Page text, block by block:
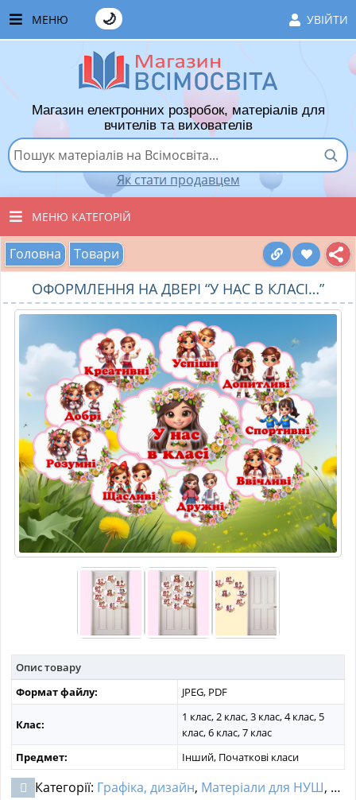
МЕНЮ УВІЙТИ
🌙
ЧАСТІ ЗАПИТАННЯ
ЯК ТУТ КУПУВАТИ
ЯК ТУТ ПРОДАВАТИ
ДОДАТИ РОЗРОБКУ
ВПОДОБАНІ ТОВАРИ
КОШИК
Магазин електронних розробок, матеріалів для
вчителів та вихователів
Як стати продавцем
МЕНЮ КАТЕГОРІЙ
ВСІ ТОВАРИ
ВИХОВАТЕЛЯМ ДНЗ
ПОЧАТКОВІ КЛАСИ
МАТЕРІАЛИ З ПРЕДМЕТІВ
РІЗНІ МАТЕРІАЛИ
НОВИНИ
Головна Товари
ОФОРМЛЕННЯ НА ДВЕРІ “У НАС В КЛАСІ…”
Опис товару
Формат файлу:
JPEG, PDF
Клас:
1 клас, 2 клас, 3 клас, 4 клас, 5
клас, 6 клас, 7 клас
Предмет:
Інший, Початкові класи
Категорії: Графіка, дизайн, Матеріали для НУШ,